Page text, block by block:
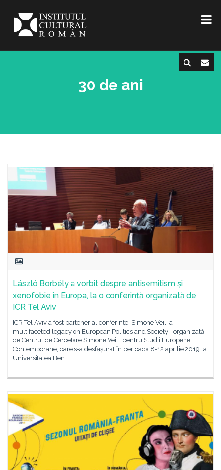
30 de ani
László Borbély a vorbit despre antisemitism și
xenofobie în Europa, la o conferință organizată de
ICR Tel Aviv
ICR Tel Aviv a fost partener al conferinței Simone Veil: a
multifaceted legacy on European Politics and Society”, organizată
de Centrul de Cercetare Simone Veil” pentru Studii Europene
Contemporane, care s-a desfășurat în perioada 8-12 aprilie 2019 la
Universitatea Ben